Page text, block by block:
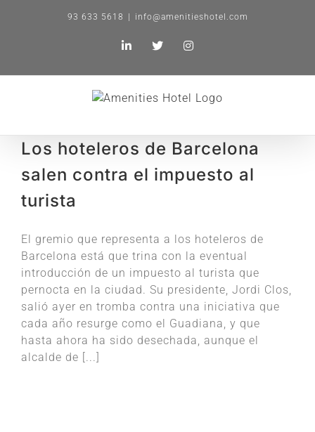
93 633 5618 info@amenitieshotel.com
LinkedIn
X Instagram
Los hoteleros de Barcelona
salen contra el impuesto al
turista
El gremio que representa a los hoteleros de
Barcelona está que trina con la eventual
introducción de un impuesto al turista que
pernocta en la ciudad. Su presidente, Jordi Clos,
salió ayer en tromba contra una iniciativa que
cada año resurge como el Guadiana, y que
hasta ahora ha sido desechada, aunque el
alcalde de [...]